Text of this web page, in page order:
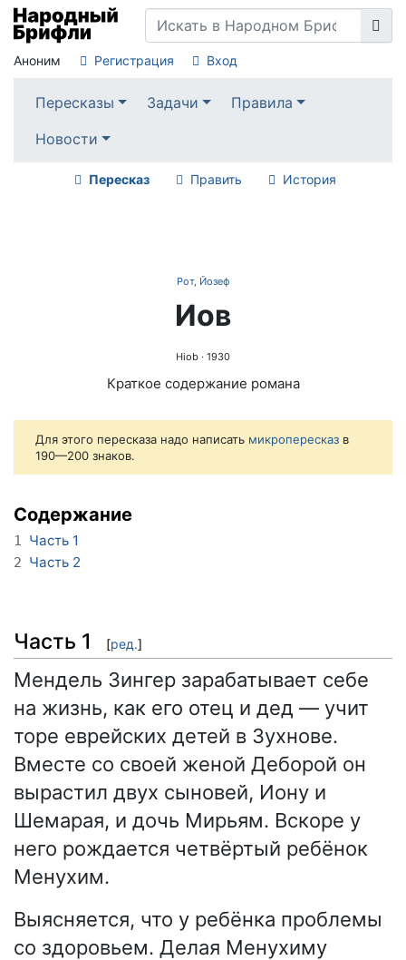
Аноним Регистрация Вход
Пересказы Задачи
Правила
Новости
Пересказ Править История
Рот, Йозеф
Иов
Hiob · 1930
Краткое содержание романа
Для этого пересказа надо написать микропересказ в
190—200 знаков.
Содержание
1 Часть 1
2 Часть 2
Часть 1 [ред.]
Мендель Зингер зарабатывает себе
на жизнь, как его отец и дед — учит
торе еврейских детей в Зухнове.
Вместе со своей женой Деборой он
вырастил двух сыновей, Иону и
Шемарая, и дочь Мирьям. Вскоре у
него рождается четвёртый ребёнок
Менухим.
Выясняется, что у ребёнка проблемы
со здоровьем. Делая Менухиму